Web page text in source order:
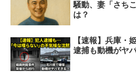
騒動、妻「さち
は？
【速報】兵庫・
逮捕も動機がヤ